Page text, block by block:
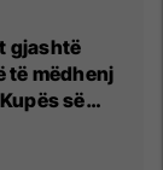
gjashtë
të mëdhenj
së
i dyti